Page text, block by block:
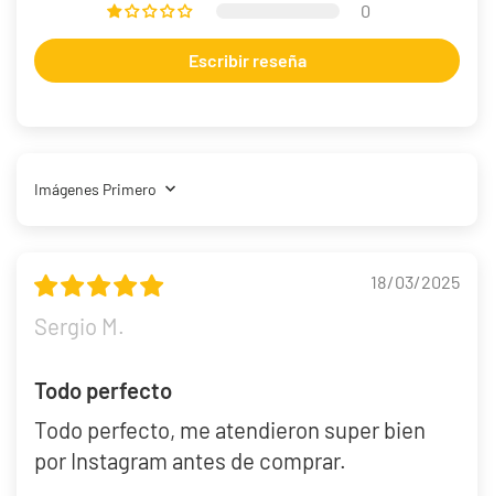
0
Escribir reseña
Sort by
18/03/2025
Sergio M.
Todo perfecto
Todo perfecto, me atendieron super bien
por Instagram antes de comprar.